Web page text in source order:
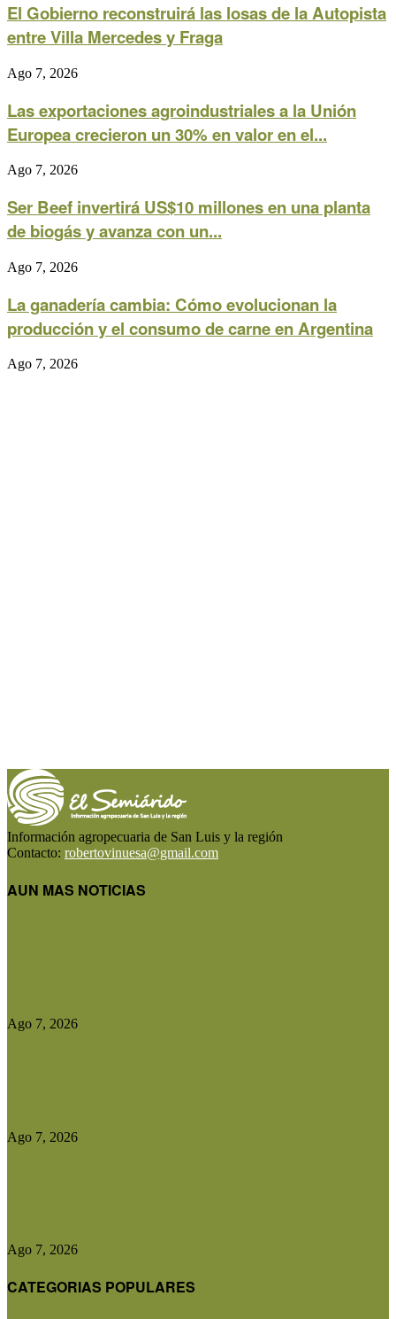
El Gobierno reconstruirá las losas de la Autopista
entre Villa Mercedes y Fraga
Ago 7, 2026
Las exportaciones agroindustriales a la Unión
Europea crecieron un 30% en valor en el...
Ago 7, 2026
Ser Beef invertirá US$10 millones en una planta
de biogás y avanza con un...
Ago 7, 2026
La ganadería cambia: Cómo evolucionan la
producción y el consumo de carne en Argentina
Ago 7, 2026
Información agropecuaria de San Luis y la región
Contacto: robertovinuesa@gmail.com
AUN MAS NOTICIAS
Ago 7, 2026
Ago 7, 2026
Ago 7, 2026
CATEGORIAS POPULARES